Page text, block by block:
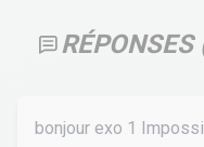
RÉPONSES
bonjour exo 1